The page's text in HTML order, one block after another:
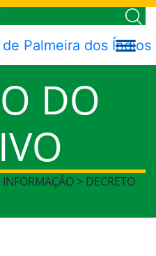
DO
> DECRETO